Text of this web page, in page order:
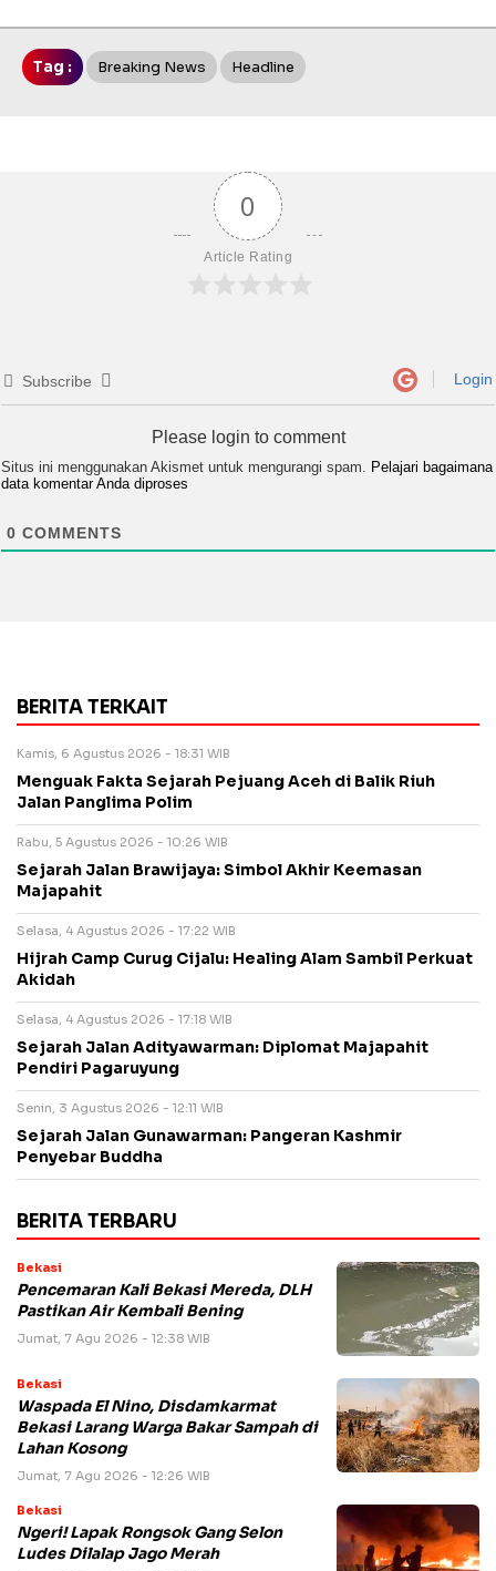
Tag : Breaking News Headline
0
Article Rating
Subscribe Login
Please login to comment
Situs ini menggunakan Akismet untuk mengurangi spam. Pelajari bagaimana
data komentar Anda diproses
0 COMMENTS
BERITA TERKAIT
Kamis, 6 Agustus 2026 - 18:31 WIB
Menguak Fakta Sejarah Pejuang Aceh di Balik Riuh
Jalan Panglima Polim
Rabu, 5 Agustus 2026 - 10:26 WIB
Sejarah Jalan Brawijaya: Simbol Akhir Keemasan
Majapahit
Selasa, 4 Agustus 2026 - 17:22 WIB
Hijrah Camp Curug Cijalu: Healing Alam Sambil Perkuat
Akidah
Selasa, 4 Agustus 2026 - 17:18 WIB
Sejarah Jalan Adityawarman: Diplomat Majapahit
Pendiri Pagaruyung
Senin, 3 Agustus 2026 - 12:11 WIB
Sejarah Jalan Gunawarman: Pangeran Kashmir
Penyebar Buddha
BERITA TERBARU
Bekasi
Pencemaran Kali Bekasi Mereda, DLH
Pastikan Air Kembali Bening
Jumat, 7 Agu 2026 - 12:38 WIB
Bekasi
Waspada El Nino, Disdamkarmat
Bekasi Larang Warga Bakar Sampah di
Lahan Kosong
Jumat, 7 Agu 2026 - 12:26 WIB
Bekasi
Ngeri! Lapak Rongsok Gang Selon
Ludes Dilalap Jago Merah